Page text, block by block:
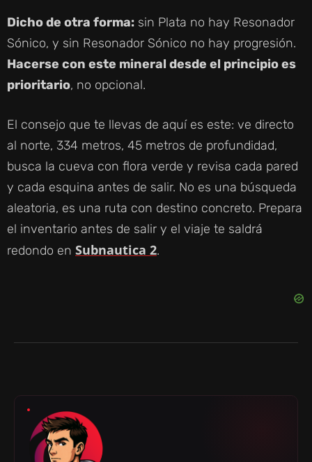
Dicho de otra forma: sin Plata no hay Resonador
Sónico, y sin Resonador Sónico no hay progresión.
Hacerse con este mineral desde el principio es
prioritario, no opcional.
El consejo que te llevas de aquí es este: ve directo
al norte, 334 metros, 45 metros de profundidad,
busca la cueva con flora verde y revisa cada pared
y cada esquina antes de salir. No es una búsqueda
aleatoria, es una ruta con destino concreto. Prepara
el inventario antes de salir y el viaje te saldrá
redondo en Subnautica 2.